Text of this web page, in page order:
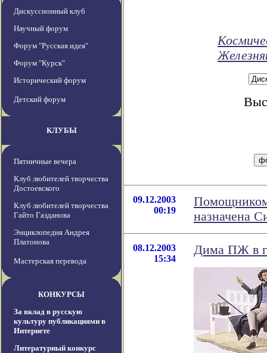
Дискуссионный клуб
Научный форум
Форум "Русская идея"
Форум "Курск"
Исторический форум
Детский форум
КЛУБЫ
Пятничные вечера
Клуб любителей творчества
Достоевского
Клуб любителей творчества
Гайто Газданова
Энциклопедия Андрея
Платонова
Мастерская перевода
КОНКУРСЫ
За вклад в русскую
культуру публикациями в
Интернете
Литературный конкурс
09.12.2003
00:19
Помощником
назначена
08.12.2003
15:34
Дима ПЖ в